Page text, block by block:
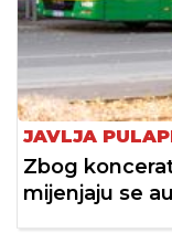
JAVLJA
Zbog
mijenjaju se